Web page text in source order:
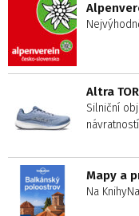
Altra
Silniční
Mapy a
Na